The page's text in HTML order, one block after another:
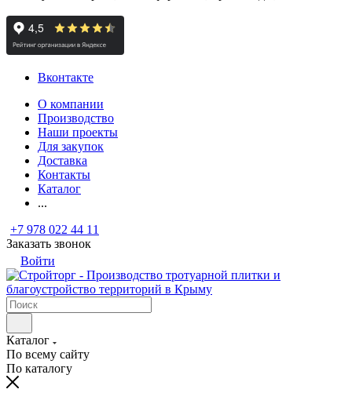
Вконтакте
О компании
Производство
Наши проекты
Для закупок
Доставка
Контакты
Каталог
...
+7 978 022 44 11
Заказать звонок
Войти
Каталог
По всему сайту
По каталогу